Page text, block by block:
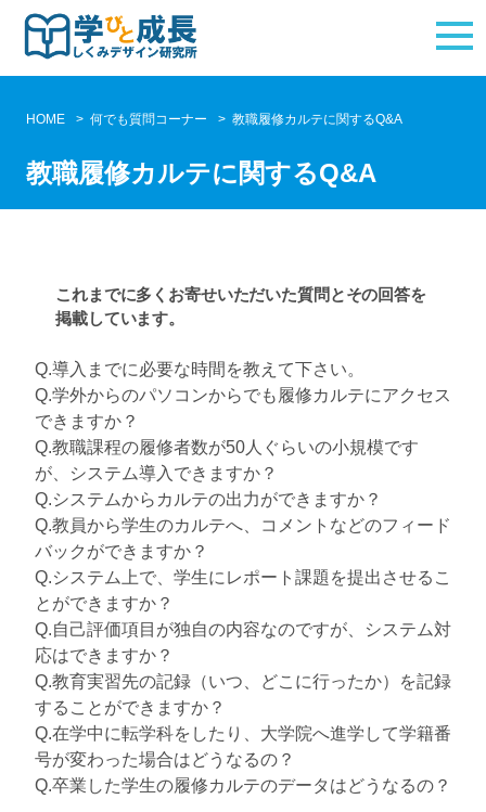
HOME 何でも質問コーナー 教職履修カルテに関するQ&A
教職履修カルテに関するQ&A
これまでに多くお寄せいただいた質問とその回答を
掲載しています。
Q.導入までに必要な時間を教えて下さい。
Q.学外からのパソコンからでも履修カルテにアクセス
できますか？
Q.教職課程の履修者数が50人ぐらいの小規模です
が、システム導入できますか？
Q.システムからカルテの出力ができますか？
Q.教員から学生のカルテへ、コメントなどのフィード
バックができますか？
Q.システム上で、学生にレポート課題を提出させるこ
とができますか？
Q.自己評価項目が独自の内容なのですが、システム対
応はできますか？
Q.教育実習先の記録（いつ、どこに行ったか）を記録
することができますか？
Q.在学中に転学科をしたり、大学院へ進学して学籍番
号が変わった場合はどうなるの？
Q.卒業した学生の履修カルテのデータはどうなるの？